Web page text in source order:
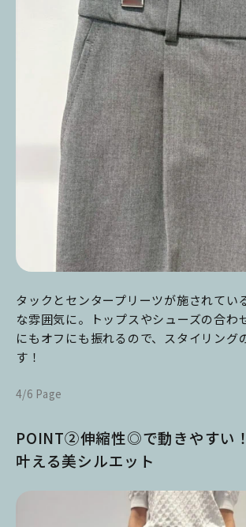
タックとセンタープリーツが施されてい
な雰囲気に。トップスやシューズの合わ
にもオフにも振れるので、スタイリング
す！
4/6 Page
POINT②伸縮性◎で動きやすい
叶える美シルエット